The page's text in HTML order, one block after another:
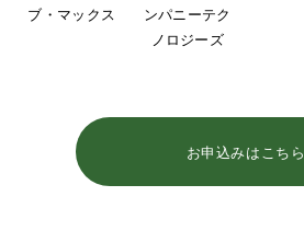
ブ・マックス
ンパニーテク
ノロジーズ
お申込みはこちら